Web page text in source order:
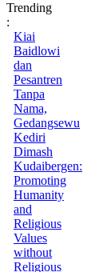
Trending
:
Kiai
Baidlowi
dan
Pesantren
Tanpa
Nama,
Gedangsewu
Kediri
Dimash
Kudaibergen:
Promoting
Humanity
and
Religious
Values
without
Religious